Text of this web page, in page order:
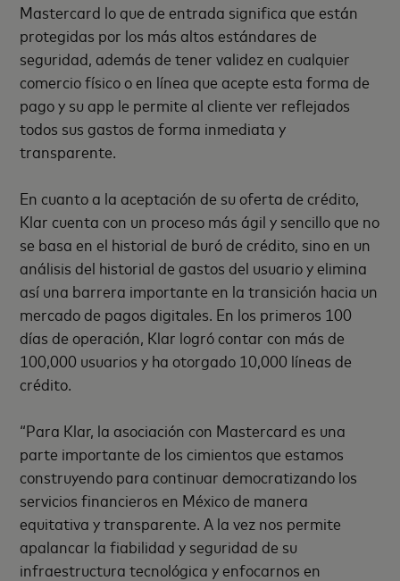
Mastercard lo que de entrada significa que están
protegidas por los más altos estándares de
seguridad, además de tener validez en cualquier
comercio físico o en línea que acepte esta forma de
pago y su app le permite al cliente ver reflejados
todos sus gastos de forma inmediata y
transparente.
En cuanto a la aceptación de su oferta de crédito,
Klar cuenta con un proceso más ágil y sencillo que no
se basa en el historial de buró de crédito, sino en un
análisis del historial de gastos del usuario y elimina
así una barrera importante en la transición hacia un
mercado de pagos digitales. En los primeros 100
días de operación, Klar logró contar con más de
100,000 usuarios y ha otorgado 10,000 líneas de
crédito.
“Para Klar, la asociación con Mastercard es una
parte importante de los cimientos que estamos
construyendo para continuar democratizando los
servicios financieros en México de manera
equitativa y transparente. A la vez nos permite
apalancar la fiabilidad y seguridad de su
infraestructura tecnológica y enfocarnos en